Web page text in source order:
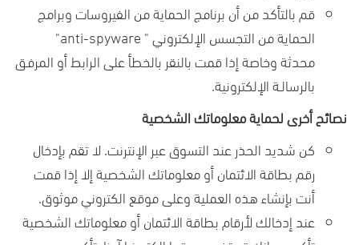
قم بالتأكد من أن برنامج الحماية من الفيروسات وبرامج
الحماية من التجسس الإلكتروني " anti-spyware
"
محدثة وخاصة إذا قمت بالنقر بالخطأ على الرابط أو المرفـق
بالرسالـة الإلكترونية.
نصائح أخرى لحماية معلوماتك الشخصية
كن شديد الحذر عند التسوق عبر الإنترنت. لا تقم بإدخال
رقم بطاقة الائتمان أو معلوماتك الشخصية إلا إذا قمت
أنت بإنشاء هذه العملية وعلى موقع الكتروني موثوق.
عند إدخالك لأرقام بطاقة الائتمان أو معلوماتك الشخصية